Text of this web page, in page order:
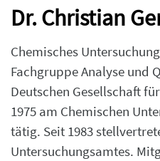
Dr. Christian
Chemisches
Fachgruppe Analyse und
Deutschen Gesellschaft
1975 am Chemischen
tätig. Seit 1983
Untersuchungsamtes.